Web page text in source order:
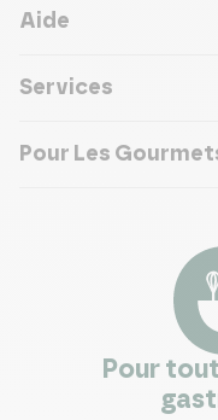
Aide
Services
Pour Les
Pour